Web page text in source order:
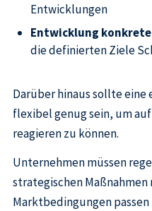
Entwicklungen
Entwicklung
die definierten Ziele
Darüber hinaus sollte
flexibel genug sein, um
reagieren zu können.
Unternehmen müssen
strategischen
Marktbedingungen